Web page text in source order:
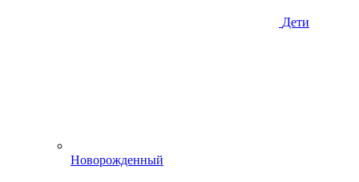
Дети
Новорожденный